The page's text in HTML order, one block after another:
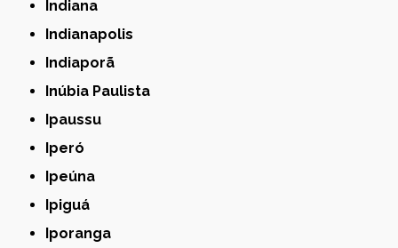
Indiana
Indianapolis
Indiaporã
Inúbia Paulista
Ipaussu
Iperó
Ipeúna
Ipiguá
Iporanga